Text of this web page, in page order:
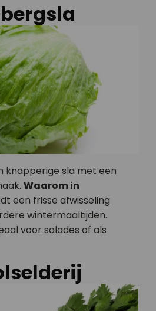
knapperige sla met een
Waarom in
een frisse afwisseling
wintermaaltijden.
voor salades of als